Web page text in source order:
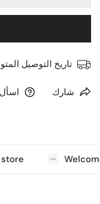
تاريخ التوصيل
شارك